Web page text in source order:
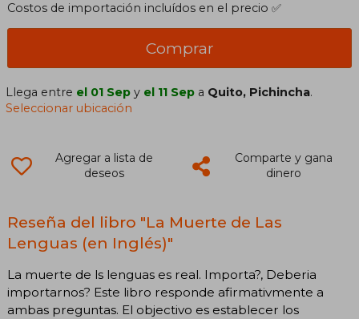
Costos de importación incluídos en el precio ✅
Comprar
Llega entre el 01 Sep y el 11 Sep a Quito, Pichincha.
Seleccionar ubicación
Agregar a lista de
deseos
Comparte y gana
dinero
Reseña del libro "La Muerte de Las
Lenguas (en Inglés)"
La muerte de ls lenguas es real. Importa?, Deberia
importarnos? Este libro responde afirmativmente a
ambas preguntas. El objectivo es establecer los